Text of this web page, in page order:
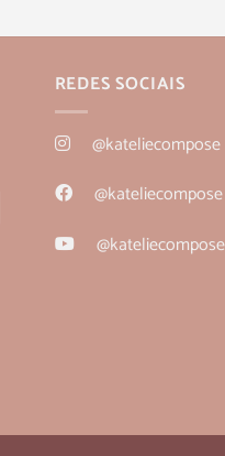
REDES SOCIAIS
@kateliecompose
@kateliecompose
@kateliecompose